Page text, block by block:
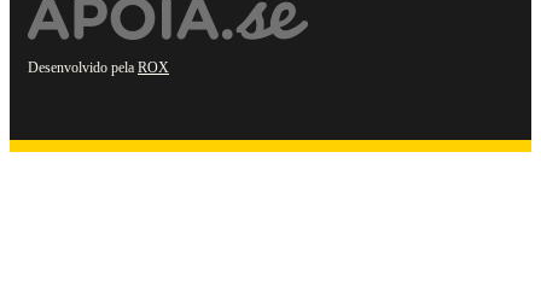
Desenvolvido pela ROX